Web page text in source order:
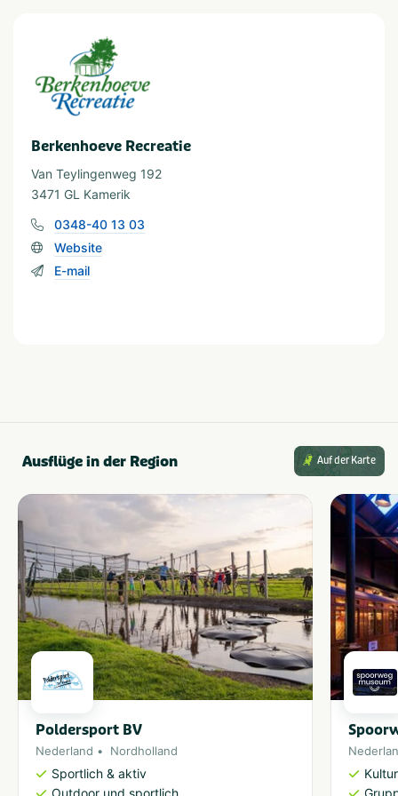
Berkenhoeve Recreatie
Van Teylingenweg 192
3471 GL Kamerik
0348-40 13 03
Website
E-mail
Ausflüge in der Region Auf der Karte
Poldersport BV
Nederland Nordholland
Sportlich & aktiv